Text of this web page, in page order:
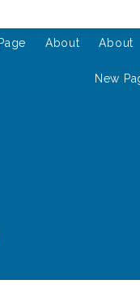
About About
New